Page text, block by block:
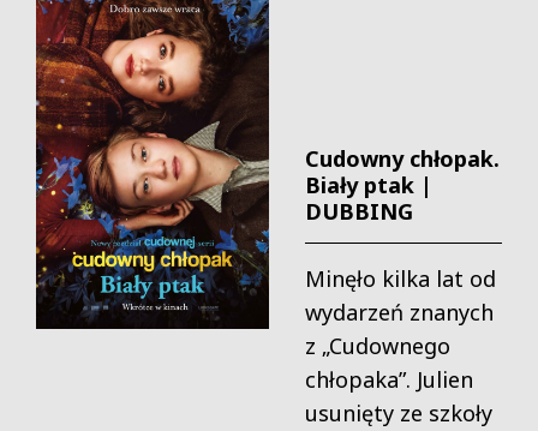
Cudowny chłopak.
Biały ptak |
DUBBING
Minęło kilka lat od
wydarzeń znanych
z „Cudownego
chłopaka”. Julien
usunięty ze szkoły